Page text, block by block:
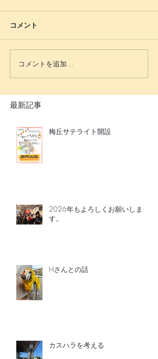
コメント
コメントを追加…
最新記事
梅丘サテライト開設
2026年もよろしくお願いしま
す。
Hさんとの話
カスハラを考える